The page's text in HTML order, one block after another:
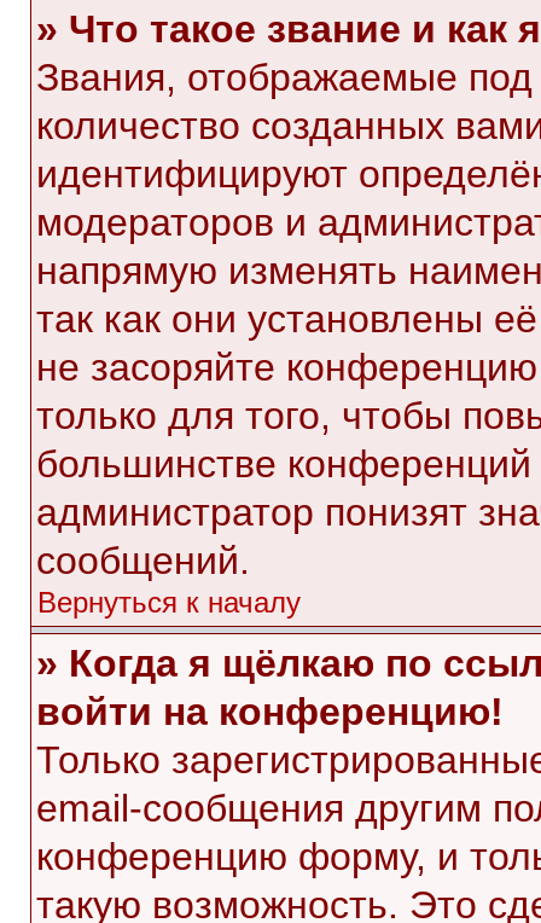
» Что такое звание и как
Звания, отображаемые
количество созданных
идентифицируют
модераторов и
напрямую изменять
так как они установлены
не засоряйте
только для того, чтобы
большинстве
администратор понизят
сообщений.
Вернуться к началу
» Когда я щёлкаю по
войти на конференцию!
Только
email-сообщения другим
конференцию форму, и
такую возможность. Это